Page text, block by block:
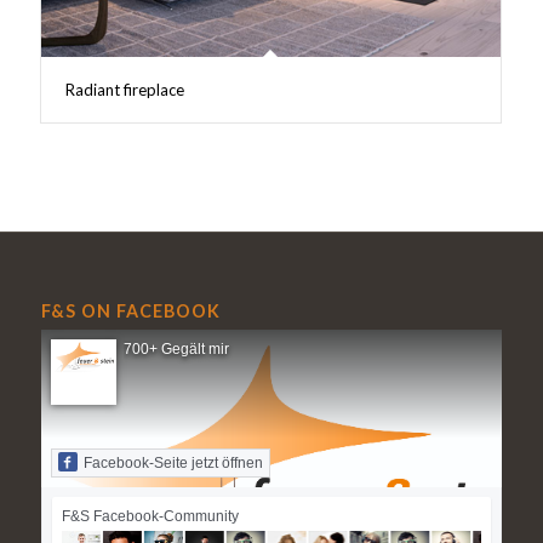
Radiant fireplace
F&S ON FACEBOOK
700+ Gegält mir
Facebook-Seite jetzt öffnen
F&S Facebook-Community